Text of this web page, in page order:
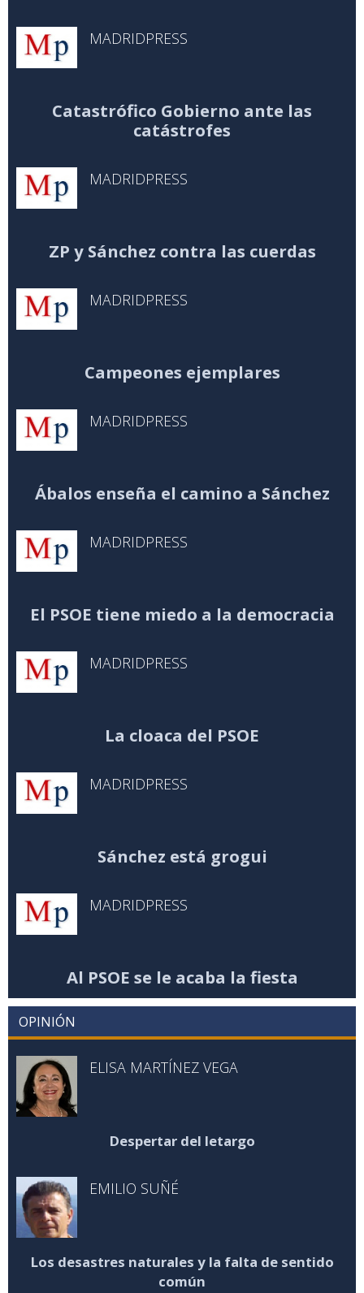
MADRIDPRESS
Catastrófico Gobierno ante las
catástrofes
MADRIDPRESS
ZP y Sánchez contra las cuerdas
MADRIDPRESS
Campeones ejemplares
MADRIDPRESS
Ábalos enseña el camino a Sánchez
MADRIDPRESS
El PSOE tiene miedo a la democracia
MADRIDPRESS
La cloaca del PSOE
MADRIDPRESS
Sánchez está grogui
MADRIDPRESS
Al PSOE se le acaba la fiesta
OPINIÓN
ELISA MARTÍNEZ VEGA
Despertar del letargo
EMILIO SUÑÉ
Los desastres naturales y la falta de sentido
común